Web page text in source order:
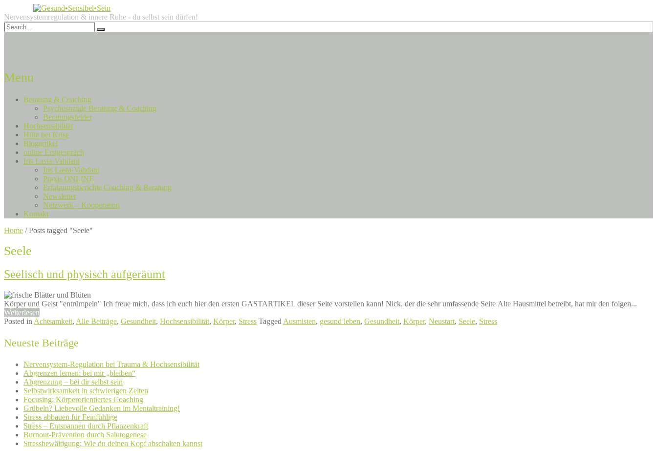
Nervensystemregulation & innere Ruhe - du selbst sein dürfen!
Menu
Beratung & Coaching
Psychosoziale Beratung & Coaching
Beratungsfelder
Hochsensibilität
Hilfe bei Krise
Blogartikel
online Erstgespräch
Iris Lasta-Vahdani
Iris Lasta-Vahdani
Praxis ONLINE
Erfahrungsberichte Coaching & Beratung
Newsletter
Netzwerk – Kooperation
Kontakt
Home /Posts tagged "Seele"
Seele
Seelisch und physisch aufgeräumt
Körper und Geist "entrümpeln" Ich freue mich, dass ich euch hier den ersten GASTARTIKEL dieser Seite vorstellen kann! Nick, der die sehr umfassende Seite Alte Hausmittel betreibt, hat mir den folgen...
Weiterlesen
Posted in Achtsamkeit, Alle Beiträge, Gesundheit, Hochsensibilität, Körper, Stress Tagged Ausmisten, gesund leben, Gesundheit, Körper, Neustart, Seele, Stress
Neueste Beiträge
Nervensystem-Regulation bei Trauma & Hochsensibilität
Abgrenzen lernen: bei mir „bleiben“
Abgrenzung – bei dir selbst sein
Selbstwirksamkeit in schwierigen Zeiten
Focusing: Körperorientiertes Coaching
Grübeln? Liebevolle Gedanken im Mentaltraining!
Stress abbauen für Feinfühlige
Stress – Entspannen durch Pflanzenkraft
Burnout-Prävention durch Salutogenese
Stressbewältigung: Wie du deinen Kopf abschalten kannst